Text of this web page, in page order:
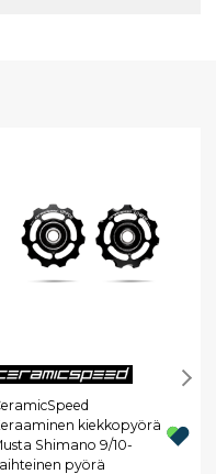
kiekkopyörä
Shimano 9/10-
pyörä